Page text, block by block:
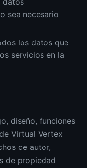
datos
sea necesario
los datos que
servicios en la
diseño, funciones
Virtual Vertex
de autor,
de propiedad